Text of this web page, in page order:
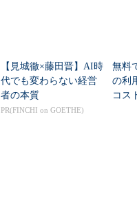
【見城徹×藤田晋】AI時
代でも変わらない経営
者の本質
PR(FINCHI on GOETHE)
無料
の利
コス